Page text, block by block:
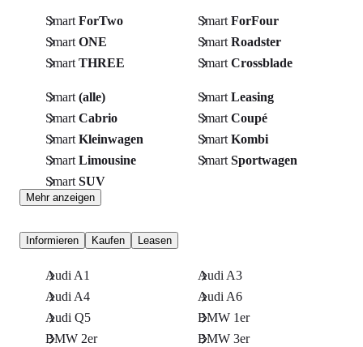
SmartForTwo SmartForFour
SmartONE SmartRoadster
SmartTHREE SmartCrossblade
Smart(alle) SmartLeasing
SmartCabrio SmartCoupé
SmartKleinwagen SmartKombi
SmartLimousine SmartSportwagen
SmartSUV
Mehr anzeigen
Informieren Kaufen Leasen
Audi A1
Audi A3
Audi A4
Audi A6
Audi Q5
BMW 1er
BMW 2er
BMW 3er